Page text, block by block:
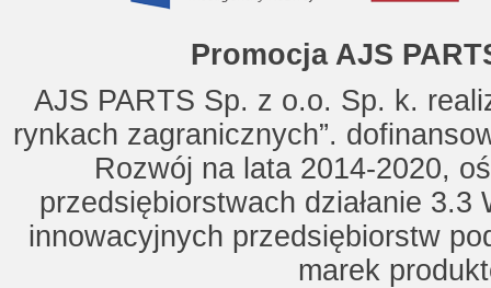
Promocja AJS
AJS PARTS Sp. z o.o. Sp. k.
rynkach zagranicznych”.
Rozwój na lata 2014-2020,
przedsiębiorstwach działanie
innowacyjnych przedsiębiorstw
marek